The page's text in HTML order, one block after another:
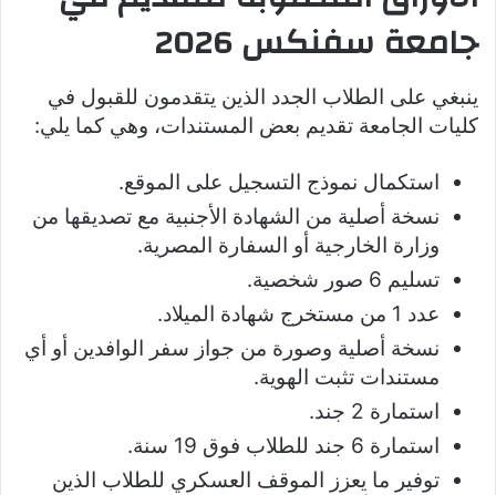
جامعة سفنكس 2026
ينبغي على الطلاب الجدد الذين يتقدمون للقبول في
كليات الجامعة تقديم بعض المستندات، وهي كما يلي:
استكمال نموذج التسجيل على الموقع.
نسخة أصلية من الشهادة الأجنبية مع تصديقها من
وزارة الخارجية أو السفارة المصرية.
تسليم 6 صور شخصية.
عدد 1 من مستخرج شهادة الميلاد.
نسخة أصلية وصورة من جواز سفر الوافدين أو أي
مستندات تثبت الهوية.
استمارة 2 جند.
استمارة 6 جند للطلاب فوق 19 سنة.
توفير ما يعزز الموقف العسكري للطلاب الذين